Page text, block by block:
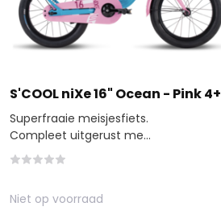
S'COOL niXe 16" Ocean - Pink 4+
Superfraaie meisjesfiets.
Compleet uitgerust me...
Niet op voorraad